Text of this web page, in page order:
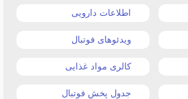
اطلاعات دارویی
ویدئوهای فوتبال
کالری مواد غذایی
جدول پخش فوتبال